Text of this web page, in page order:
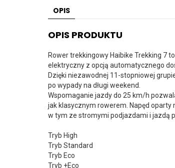
OPIS
OPIS PRODUKTU
Rower trekkingowy Haibike Trekking 7
elektryczny z opcją automatycznego
Dzięki niezawodnej 11-stopniowej
po wypady na długi weekend.
Wspomaganie jazdy do 25 km/h
jak klasycznym rowerem. Napęd
w tym ze stromymi podjazdami i jazdą
Tryb High
Tryb Standard
Tryb Eco
Tryb +Eco